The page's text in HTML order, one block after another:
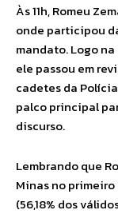
Às 11h, Romeu
onde participou
mandato. Logo
ele passou em
cadetes da
palco principal
discurso.
Lembrando que
Minas no
(56,18% dos